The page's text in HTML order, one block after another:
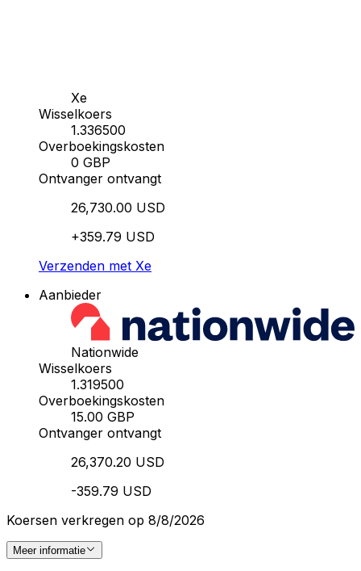
Xe
Wisselkoers
1.336500
Overboekingskosten
0 GBP
Ontvanger ontvangt
26,730.00 USD
+359.79 USD
Verzenden met Xe
Aanbieder
Nationwide
Wisselkoers
1.319500
Overboekingskosten
15.00 GBP
Ontvanger ontvangt
26,370.20 USD
-359.79 USD
Koersen verkregen op 8/8/2026
Meer informatie